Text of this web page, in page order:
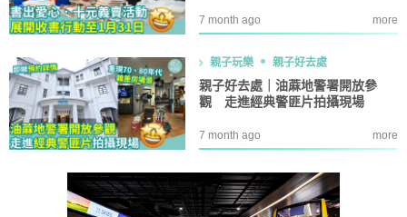
7 month ago more
親子玩樂 親子好去處
親子好去處｜油蔴地警署開放參
觀 走進經典警匪片拍攝現場
7 month ago more